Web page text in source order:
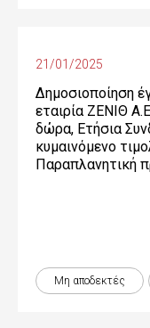
21/01/2025
Δημοσιοποίηση
εταιρία ΖΕΝΙΘ
δώρα, Ετήσια
κυμαινόμενο
Παραπλανητική
Μη αποδεκτές